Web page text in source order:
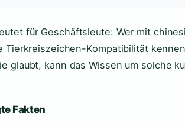
für Geschäftsleute: Wer mit
Tierkreiszeichen-Kompatibilität
glaubt, kann das Wissen um solche
Fakten